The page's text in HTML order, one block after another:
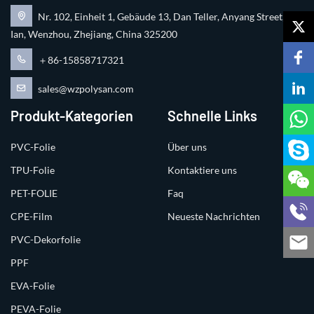
Nr. 102, Einheit 1, Gebäude 13, Dan Teller, Anyang Street, Ru
Ian, Wenzhou, Zhejiang, China 325200
＋86-15858717321
sales@wzpolysan.com
Produkt-Kategorien
PVC-Folie
TPU-Folie
PET-FOLIE
CPE-Film
PVC-Dekorfolie
PPF
EVA-Folie
PEVA-Folie
Schnelle Links
Über uns
Kontaktiere uns
Faq
Neueste Nachrichten